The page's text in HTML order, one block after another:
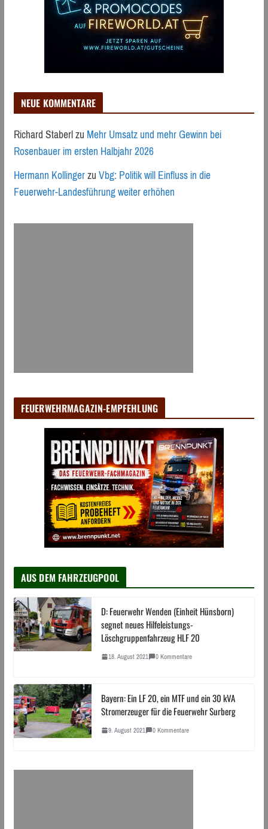
NEUE KOMMENTARE
Richard StaberlzuMehr Umsatz und mehr Gewinn bei
Rosenbauer im ersten Halbjahr 2026
Hermann KollingerzuVbg: Politik will Einfluss in die
Feuerwehr-Landesführung weiter erhöhen
FEUERWEHRMAGAZIN-EMPFEHLUNG
AUS DEM FAHRZEUGPOOL
D: Feuerwehr Wenden (Einheit Hünsborn)
segnet neues Hilfeleistungs-
Löschgruppenfahrzeug HLF 20
18. August 2021 0 Kommentare
Bayern: Ein LF 20, ein MTF und ein 30 kVA
Stromerzeuger für die Feuerwehr Surberg
9. August 2021 0 Kommentare